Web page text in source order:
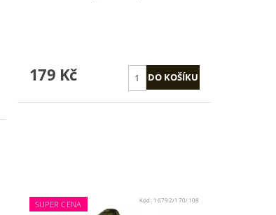
179 Kč
SUPER CENA Kód: 16792/170/108